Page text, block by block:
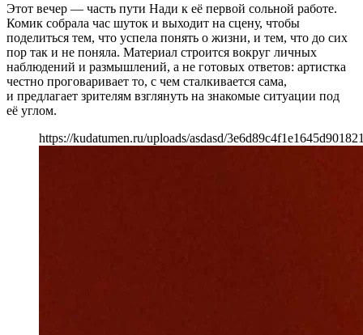
Этот вечер — часть пути Нади к её первой сольной работе.
Комик собрала час шуток и выходит на сцену, чтобы
поделиться тем, что успела понять о жизни, и тем, что до сих
пор так и не поняла. Материал строится вокруг личных
наблюдений и размышлений, а не готовых ответов: артистка
честно проговаривает то, с чем сталкивается сама,
и предлагает зрителям взглянуть на знакомые ситуации под
её углом.
https://kudatumen.ru/uploads/asdasd/